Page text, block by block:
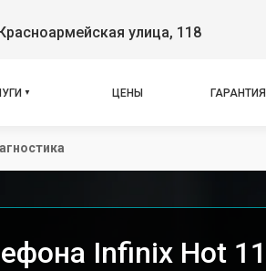
улица, 118
ЦЕНЫ ГАРАНТИЯ
Infinix Hot 11